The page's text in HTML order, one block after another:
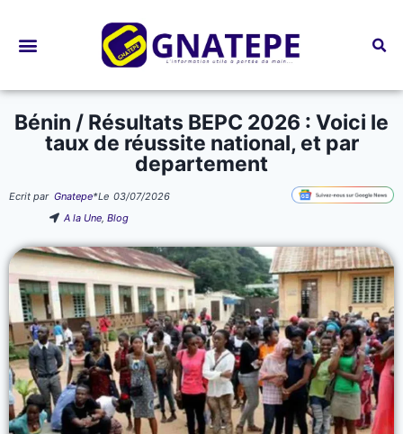
Bénin / Résultats BEPC 2026 : Voici le
taux de réussite national, et par
departement
Ecrit par Gnatepe*Le 03/07/2026
A la Une,Blog